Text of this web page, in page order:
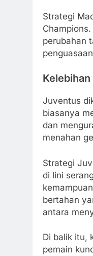
Strategi
perubahan
Juventus
biasanya
dan
menahan
Strategi
di lini
bertahan
antara
Di balik itu,
pemain